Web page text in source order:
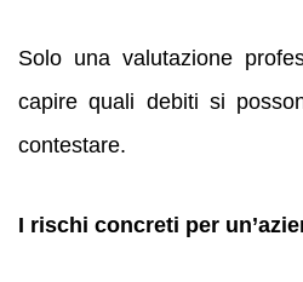
Solo una valutazione
capire quali debiti si
contestare.
I rischi concreti per